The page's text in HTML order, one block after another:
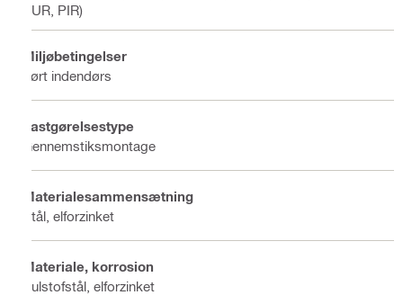
PUR, PIR)
Miljøbetingelser
Tørt indendørs
Fastgørelsestype
Gennemstiksmontage
Materialesammensætning
Stål, elforzinket
Materiale, korrosion
Kulstofstål, elforzinket